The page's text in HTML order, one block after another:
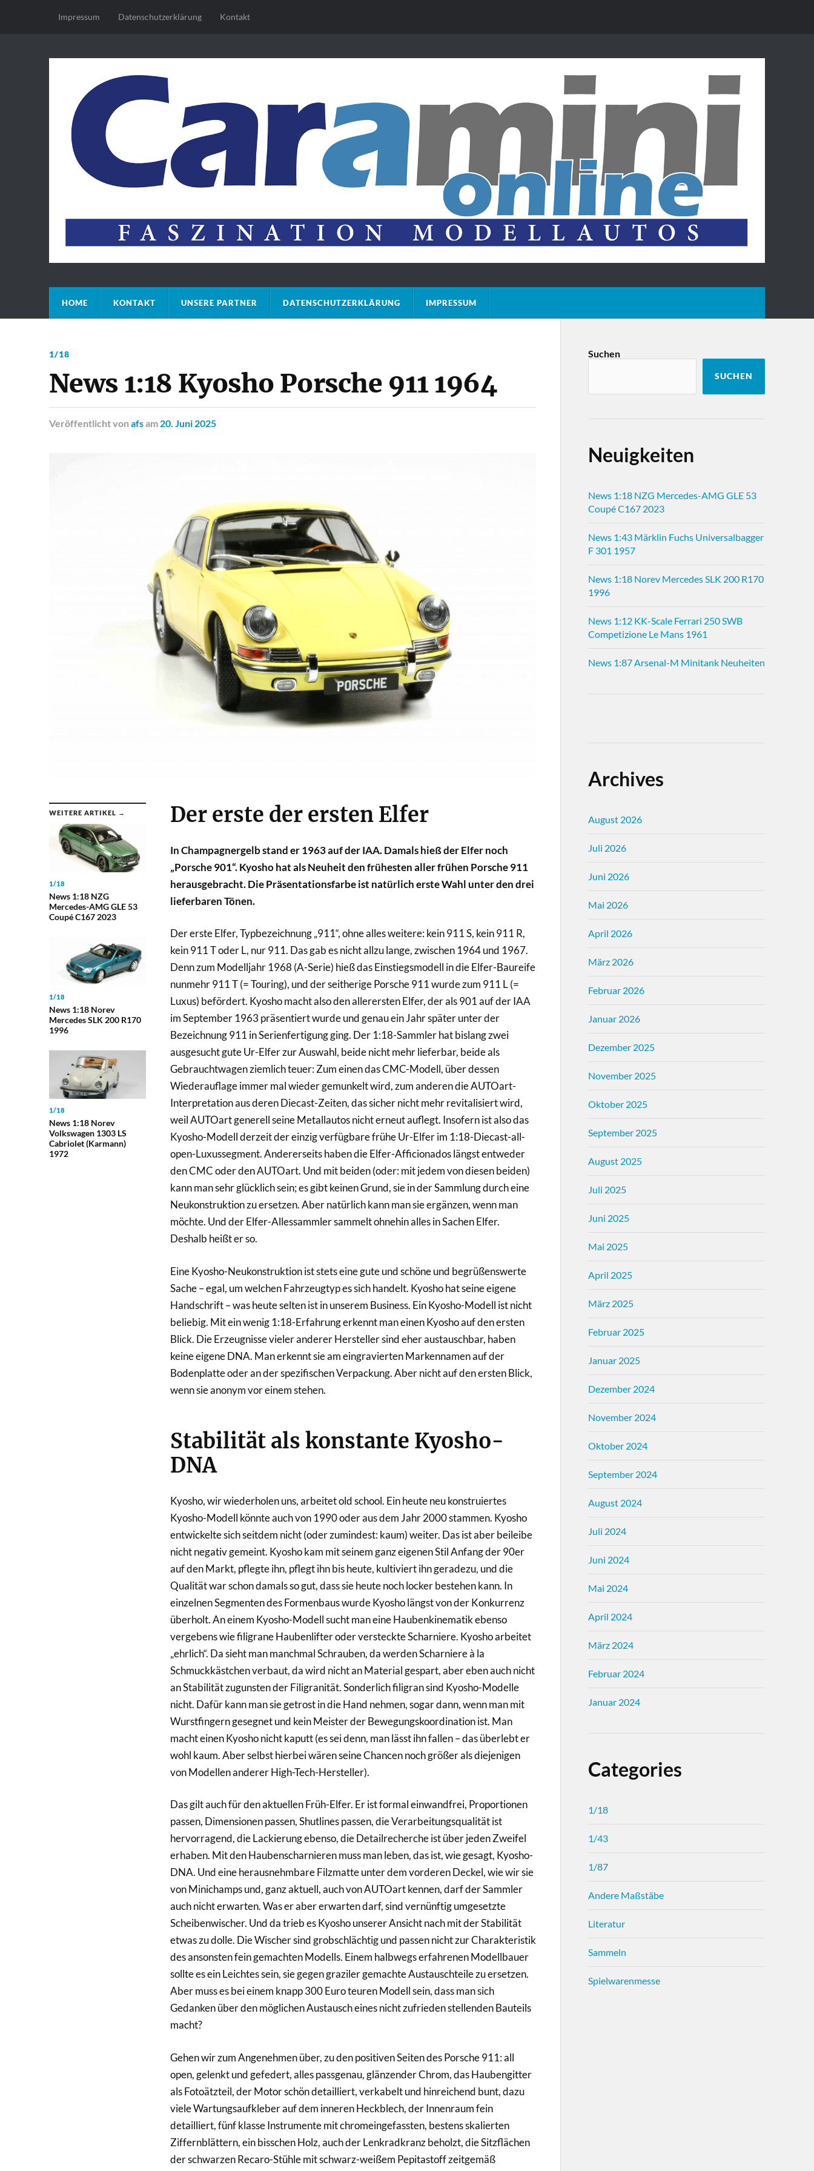
Impressum Datenschutz­erklärung Kontakt
HOME KONTAKT UNSERE PARTNER DATENSCHUTZ­ERKLÄRUNG IMPRESSUM
1/18
News 1:18 Kyosho Porsche 911 1964
Veröffentlichtvon afsam 20. Juni 2025
WEITERE ARTIKEL →
1/18
News 1:18 NZG
Mercedes-AMG GLE 53
Coupé C167 2023
1/18
News 1:18 Norev
Mercedes SLK 200 R170
1996
1/18
News 1:18 Norev
Volkswagen 1303 LS
Cabriolet (Karmann)
1972
Der erste der ersten Elfer
In Champagnergelb stand er 1963 auf der IAA. Damals hieß der Elfer noch
„Porsche 901“. Kyosho hat als Neuheit den frühesten aller frühen Porsche 911
herausgebracht. Die Präsentationsfarbe ist natürlich erste Wahl unter den drei
lieferbaren Tönen.
Der erste Elfer, Typbezeichnung „911“, ohne alles weitere: kein 911 S, kein 911 R,
kein 911 T oder L, nur 911. Das gab es nicht allzu lange, zwischen 1964 und 1967.
Denn zum Modelljahr 1968 (A-Serie) hieß das Einstiegsmodell in die Elfer-Baureife
nunmehr 911 T (= Touring), und der seitherige Porsche 911 wurde zum 911 L (=
Luxus) befördert. Kyosho macht also den allerersten Elfer, der als 901 auf der IAA
im September 1963 präsentiert wurde und genau ein Jahr später unter der
Bezeichnung 911 in Serienfertigung ging. Der 1:18-Sammler hat bislang zwei
ausgesucht gute Ur-Elfer zur Auswahl, beide nicht mehr lieferbar, beide als
Gebrauchtwagen ziemlich teuer: Zum einen das CMC-Modell, über dessen
Wiederauflage immer mal wieder gemunkelt wird, zum anderen die AUTOart-
Interpretation aus deren Diecast-Zeiten, das sicher nicht mehr revitalisiert wird,
weil AUTOart generell seine Metallautos nicht erneut auflegt. Insofern ist also das
Kyosho-Modell derzeit der einzig verfügbare frühe Ur-Elfer im 1:18-Diecast-all-
open-Luxussegment. Andererseits haben die Elfer-Afficionados längst entweder
den CMC oder den AUTOart. Und mit beiden (oder: mit jedem von diesen beiden)
kann man sehr glücklich sein; es gibt keinen Grund, sie in der Sammlung durch eine
Neukonstruktion zu ersetzen. Aber natürlich kann man sie ergänzen, wenn man
möchte. Und der Elfer-Allessammler sammelt ohnehin alles in Sachen Elfer.
Deshalb heißt er so.
Eine Kyosho-Neukonstruktion ist stets eine gute und schöne und begrüßenswerte
Sache – egal, um welchen Fahrzeugtyp es sich handelt. Kyosho hat seine eigene
Handschrift – was heute selten ist in unserem Business. Ein Kyosho-Modell ist nicht
beliebig. Mit ein wenig 1:18-Erfahrung erkennt man einen Kyosho auf den ersten
Blick. Die Erzeugnisse vieler anderer Hersteller sind eher austauschbar, haben
keine eigene DNA. Man erkennt sie am eingravierten Markennamen auf der
Bodenplatte oder an der spezifischen Verpackung. Aber nicht auf den ersten Blick,
wenn sie anonym vor einem stehen.
Stabilität als konstante Kyosho-
DNA
Kyosho, wir wiederholen uns, arbeitet old school. Ein heute neu konstruiertes
Kyosho-Modell könnte auch von 1990 oder aus dem Jahr 2000 stammen. Kyosho
entwickelte sich seitdem nicht (oder zumindest: kaum) weiter. Das ist aber beileibe
nicht negativ gemeint. Kyosho kam mit seinem ganz eigenen Stil Anfang der 90er
auf den Markt, pflegte ihn, pflegt ihn bis heute, kultiviert ihn geradezu, und die
Qualität war schon damals so gut, dass sie heute noch locker bestehen kann. In
einzelnen Segmenten des Formenbaus wurde Kyosho längst von der Konkurrenz
überholt. An einem Kyosho-Modell sucht man eine Haubenkinematik ebenso
vergebens wie filigrane Haubenlifter oder versteckte Scharniere. Kyosho arbeitet
„ehrlich“. Da sieht man manchmal Schrauben, da werden Scharniere à la
Schmuckkästchen verbaut, da wird nicht an Material gespart, aber eben auch nicht
an Stabilität zugunsten der Filigranität. Sonderlich filigran sind Kyosho-Modelle
nicht. Dafür kann man sie getrost in die Hand nehmen, sogar dann, wenn man mit
Wurstfingern gesegnet und kein Meister der Bewegungskoordination ist. Man
macht einen Kyosho nicht kaputt (es sei denn, man lässt ihn fallen – das überlebt er
wohl kaum. Aber selbst hierbei wären seine Chancen noch größer als diejenigen
von Modellen anderer High-Tech-Hersteller).
Das gilt auch für den aktuellen Früh-Elfer. Er ist formal einwandfrei, Proportionen
passen, Dimensionen passen, Shutlines passen, die Verarbeitungsqualität ist
hervorragend, die Lackierung ebenso, die Detailrecherche ist über jeden Zweifel
erhaben. Mit den Haubenscharnieren muss man leben, das ist, wie gesagt, Kyosho-
DNA. Und eine herausnehmbare Filzmatte unter dem vorderen Deckel, wie wir sie
von Minichamps und, ganz aktuell, auch von AUTOart kennen, darf der Sammler
auch nicht erwarten. Was er aber erwarten darf, sind vernünftig umgesetzte
Scheibenwischer. Und da trieb es Kyosho unserer Ansicht nach mit der Stabilität
etwas zu dolle. Die Wischer sind grobschlächtig und passen nicht zur Charakteristik
des ansonsten fein gemachten Modells. Einem halbwegs erfahrenen Modellbauer
sollte es ein Leichtes sein, sie gegen graziler gemachte Austauschteile zu ersetzen.
Aber muss es bei einem knapp 300 Euro teuren Modell sein, dass man sich
Gedanken über den möglichen Austausch eines nicht zufrieden stellenden Bauteils
macht?
Gehen wir zum Angenehmen über, zu den positiven Seiten des Porsche 911: all
open, gelenkt und gefedert, alles passgenau, glänzender Chrom, das Haubengitter
als Fotoätzteil, der Motor schön detailliert, verkabelt und hinreichend bunt, dazu
viele Wartungsaufkleber auf dem inneren Heckblech, der Innenraum fein
detailliert, fünf klasse Instrumente mit chromeingefassten, bestens skalierten
Ziffernblättern, ein bisschen Holz, auch der Lenkradkranz beholzt, die Sitzflächen
der schwarzen Recaro-Stühle mit schwarz-weißem Pepitastoff zeitgemäß
Suchen
SUCHEN
Neuigkeiten
News 1:18 NZG Mercedes-AMG GLE 53
Coupé C167 2023
News 1:43 Märklin Fuchs Universalbagger
F 301 1957
News 1:18 Norev Mercedes SLK 200 R170
1996
News 1:12 KK-Scale Ferrari 250 SWB
Competizione Le Mans 1961
News 1:87 Arsenal-M Minitank Neuheiten
Archives
August 2026
Juli 2026
Juni 2026
Mai 2026
April 2026
März 2026
Februar 2026
Januar 2026
Dezember 2025
November 2025
Oktober 2025
September 2025
August 2025
Juli 2025
Juni 2025
Mai 2025
April 2025
März 2025
Februar 2025
Januar 2025
Dezember 2024
November 2024
Oktober 2024
September 2024
August 2024
Juli 2024
Juni 2024
Mai 2024
April 2024
März 2024
Februar 2024
Januar 2024
Categories
1/18
1/43
1/87
Andere Maßstäbe
Literatur
Sammeln
Spielwarenmesse